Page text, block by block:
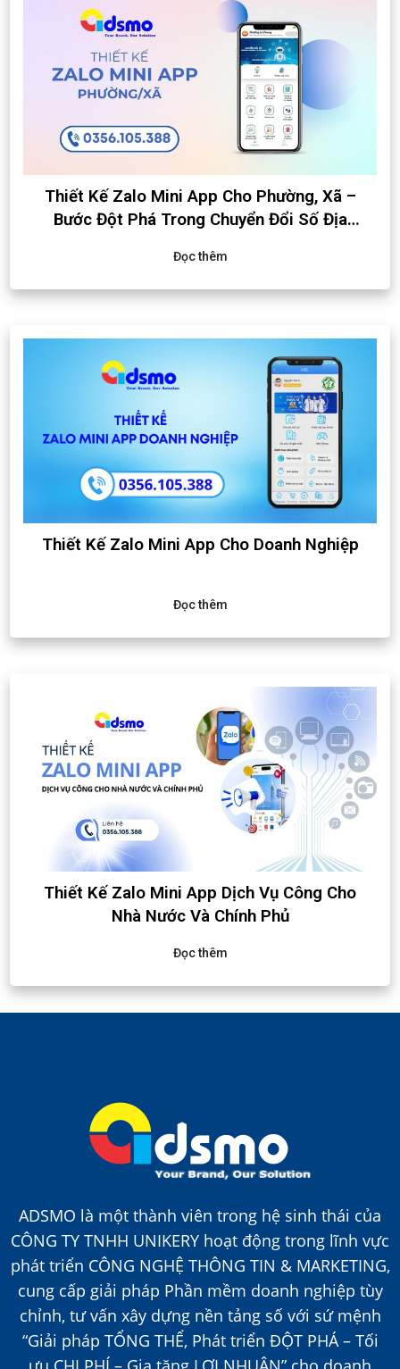
Thiết Kế Zalo Mini App Cho Phường, Xã –
Bước Đột Phá Trong Chuyển Đổi Số Địa
Đọc thêm
Thiết Kế Zalo Mini App Cho Doanh Nghiệp
Đọc thêm
Thiết Kế Zalo Mini App Dịch Vụ Công Cho
Nhà Nước Và Chính Phủ
Đọc thêm
ADSMO là một thành viên trong hệ sinh thái của
CÔNG TY TNHH UNIKERY hoạt động trong lĩnh vực
phát triển CÔNG NGHỆ THÔNG TIN & MARKETING,
cung cấp giải pháp Phần mềm doanh nghiệp tùy
chỉnh, tư vấn xây dựng nền tảng số với sứ mệnh
“Giải pháp TỔNG THỂ, Phát triển ĐỘT PHÁ – Tối